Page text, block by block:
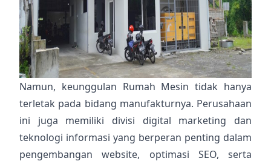
Namun, keunggulan Rumah Mesin tidak hanya
terletak pada bidang manufakturnya. Perusahaan
ini juga memiliki divisi digital marketing dan
teknologi informasi yang berperan penting dalam
pengembangan website, optimasi SEO, serta